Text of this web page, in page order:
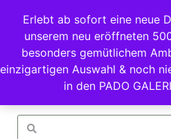
Erlebt ab sofort eine neue
unserem neu eröffneten
besonders gemütlichem
einzigartigen Auswahl & noch
in den PADO